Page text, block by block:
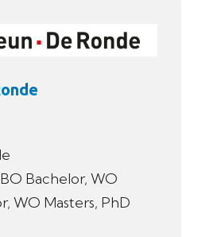
Bachelor, WO
WO Masters, PhD